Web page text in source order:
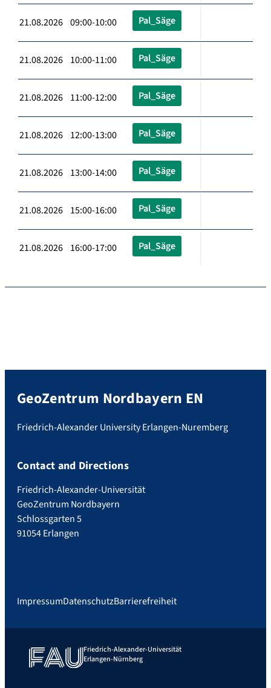
21.08.2026 09:00-10:00 Pal_Säge
21.08.2026 10:00-11:00 Pal_Säge
21.08.2026 11:00-12:00 Pal_Säge
21.08.2026 12:00-13:00 Pal_Säge
21.08.2026 13:00-14:00 Pal_Säge
21.08.2026 15:00-16:00 Pal_Säge
21.08.2026 16:00-17:00 Pal_Säge
GeoZentrum Nordbayern EN
Friedrich-Alexander University Erlangen-Nuremberg
Contact and Directions
Friedrich-Alexander-Universität
GeoZentrum Nordbayern
Schlossgarten 5
91054 Erlangen
ImpressumDatenschutzBarrierefreiheit
Friedrich-Alexander-Universität
Erlangen-Nürnberg